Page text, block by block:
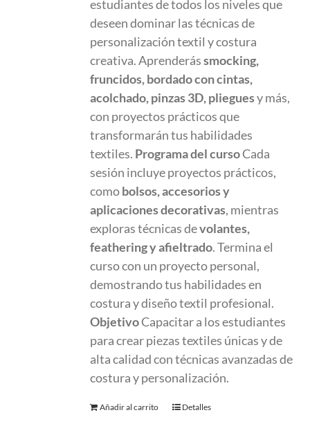
estudiantes de todos los niveles que
deseen dominar las técnicas de
personalización textil y costura
creativa. Aprenderássmocking,
fruncidos, bordado con cintas,
acolchado, pinzas 3D, plieguesy más,
con proyectos prácticos que
transformarán tus habilidades
textiles. Programa del cursoCada
sesión incluye proyectos prácticos,
comobolsos, accesorios y
aplicaciones decorativas, mientras
exploras técnicas devolantes,
feathering y afieltrado. Termina el
curso con un proyecto personal,
demostrando tus habilidades en
costura y diseño textil profesional.
ObjetivoCapacitar a los estudiantes
para crear piezas textiles únicas y de
alta calidad con técnicas avanzadas de
costura y personalización.
Añadir al carrito Detalles